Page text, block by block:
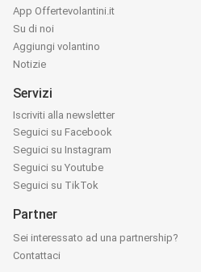
App Offertevolantini.it
Su di noi
Aggiungi volantino
Notizie
Servizi
Iscriviti alla newsletter
Seguici su Facebook
Seguici su Instagram
Seguici su Youtube
Seguici su TikTok
Partner
Sei interessato ad una partnership?
Contattaci